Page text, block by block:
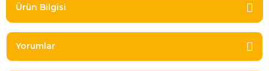
Ürün Bilgisi
Yorumlar